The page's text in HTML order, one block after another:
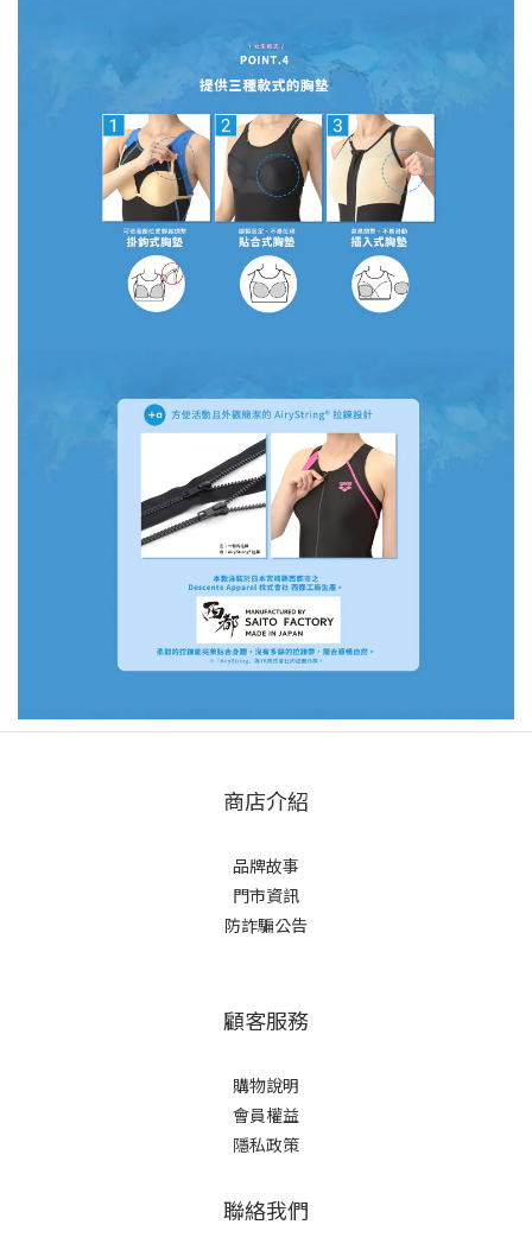
商店介紹
品牌故事
門市資訊
防詐騙公告
顧客服務
購物說明
會員權益
隱私政策
聯絡我們